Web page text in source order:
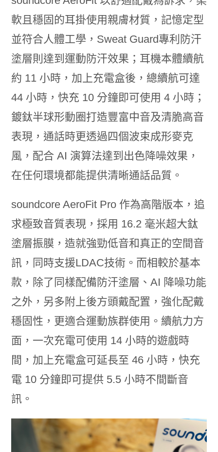
軟且穩固的耳掛使用親膚材質，記憶定型
並符合人體工學，Sweat Guard專利防汗
塗層則達到運動防汗效果；耳機本體續航
約 11 小時，加上充電盒後，總續航可達
44 小時，快充 10 分鐘即可使用 4 小時；
鍍鈦半球形動圈打造豐富中音及清脆高音
表現，通話時更透過四個波束成形麥克
風，配合 AI 演算法達到出色降噪效果，
在任何環境都能提供清晰通話品質。
soundcore AeroFit Pro 作為高階版本，追
求極致音質表現，採用 16.2 毫米超大鈦
塗層振膜，造就強勁低音和真正的空間音
訊，同時支援LDAC技術。而相較於基本
款，除了同樣配備防汗塗層、AI 降噪功能
之外，另多附上後方頭戴配置，強化配戴
穩固性，更適合運動族群使用。續航力方
面，一次充電可使用 14 小時的遊戲時
間，加上充電盒可延長至 46 小時，快充
電 10 分鐘即可提供 5.5 小時不間斷音
訊。